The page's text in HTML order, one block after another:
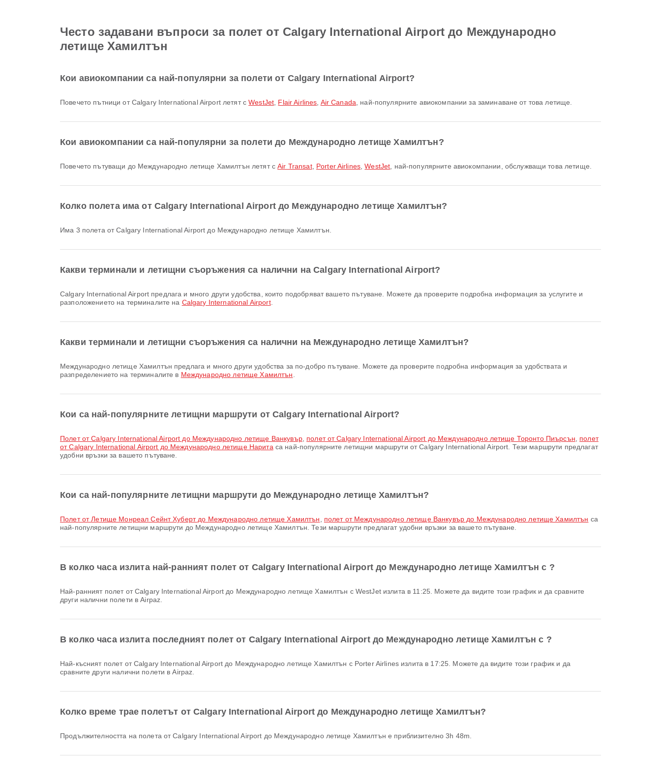
Често задавани въпроси за полет от Calgary International Airport до Международно
летище Хамилтън
Кои авиокомпании са най-популярни за полети от Calgary International Airport?
Повечето пътници от Calgary International Airport летят сWestJet Flair Airlines Air Canada , най-популярните авиокомпании за заминаване от това летище.
Кои авиокомпании са най-популярни за полети до Международно летище Хамилтън?
Повечето пътуващи до Международно летище Хамилтън летят сAir Transat, Porter Airlines ,WestJet , най-популярните авиокомпании, обслужващи това летище.
Колко полета има от Calgary International Airport до Международно летище Хамилтън?
Има 3 полета от Calgary International Airport до Международно летище Хамилтън.
Какви терминали и летищни съоръжения са налични на Calgary International Airport?
Calgary International Airport предлага и много други удобства, които подобряват вашето пътуване. Можете да проверите подробна информация за услугите и
разположението на терминалите на Calgary International Airport.
Какви терминали и летищни съоръжения са налични на Международно летище Хамилтън?
Международно летище Хамилтън предлага и много други удобства за по-добро пътуване. Можете да проверите подробна информация за удобствата и
разпределението на терминалите в Международно летище Хамилтън
Кои са най-популярните летищни маршрути от Calgary International Airport?
полет от Calgary International Airport до Международно летище Ванкувър, полет от Calgary International Airport до Международно летище Торонто Пиърсън
полет
от Calgary International Airport до Международно летище Нарита са най-популярните летищни маршрути от Calgary International Airport. Тези маршрути предлагат
удобни връзки за вашето пътуване.
Кои са най-популярните летищни маршрути до Международно летище Хамилтън?
полет от Летище Монреал Сейнт Хуберт до Международно летище Хамилтън полет от Международно летище Ванкувър до Международно летище Хамилтън са
най-популярните летищни маршрути до Международно летище Хамилтън. Тези маршрути предлагат удобни връзки за вашето пътуване.
В колко часа излита най-ранният полет от Calgary International Airport до Международно летище Хамилтън с ?
Най-ранният полет от Calgary International Airport до Международно летище Хамилтън с WestJet излита в 11:25. Можете да видите този график и да сравните
други налични полети в Airpaz.
В колко часа излита последният полет от Calgary International Airport до Международно летище Хамилтън с ?
Най-късният полет от Calgary International Airport до Международно летище Хамилтън с Porter Airlines излита в 17:25. Можете да видите този график и да
сравните други налични полети в Airpaz.
Колко време трае полетът от Calgary International Airport до Международно летище Хамилтън?
Продължителността на полета от Calgary International Airport до Международно летище Хамилтън е приблизително 3h 48m.